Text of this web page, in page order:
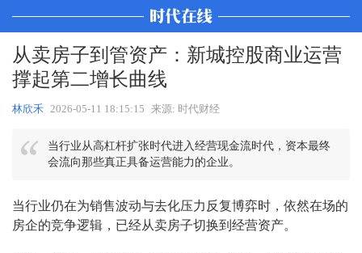
从卖房子到管资产：新城控股商业运营
撑起第二增长曲线
林欣禾 2026-05-11 18:15:15 来源: 时代财经
当行业从高杠杆扩张时代进入经营现金流时代，资本最终
会流向那些真正具备运营能力的企业。
当行业仍在为销售波动与去化压力反复博弈时，依然在场的
房企的竞争逻辑，已经从卖房子切换到经营资产。